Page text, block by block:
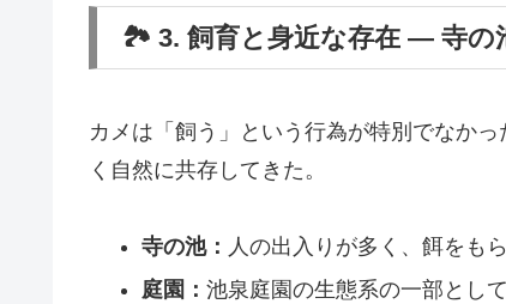
🏞 3. 飼育と身近な存在 ― 寺の
カメは「飼う」という行為が特別でなか
く自然に共存してきた。
寺の池： 人の出入りが多く、餌をも
庭園： 池泉庭園の生態系の一部とし